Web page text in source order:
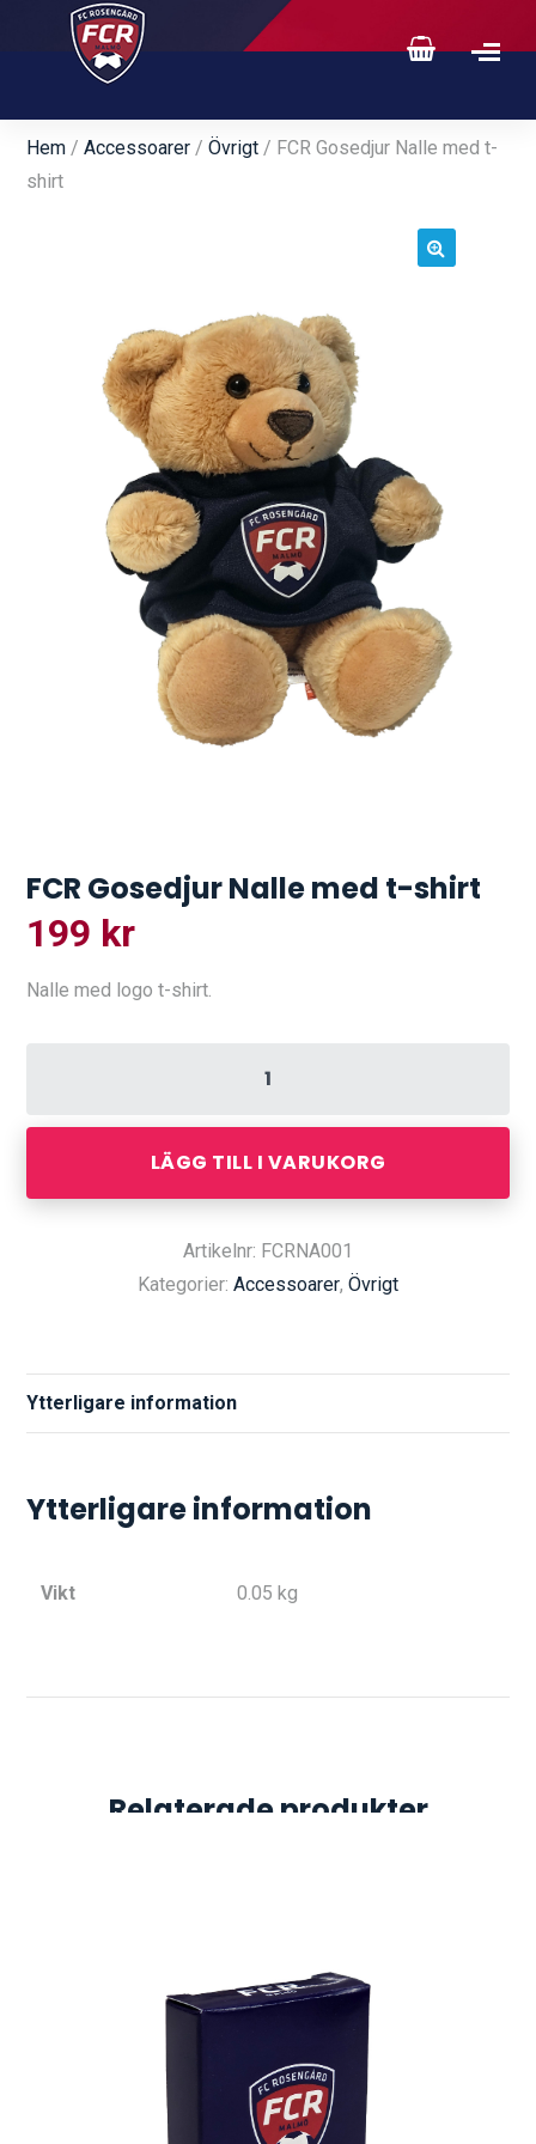
Hem /Accessoarer /Övrigt / FCR Gosedjur Nalle med t-
shirt
FCR Gosedjur Nalle med t-shirt
199 kr
Nalle med logo t-shirt.
LÄGG TILL I VARUKORG
Artikelnr: FCRNA001
Kategorier: Accessoarer, Övrigt
Ytterligare information
Ytterligare information
Vikt 0.05 kg
Relaterade produkter